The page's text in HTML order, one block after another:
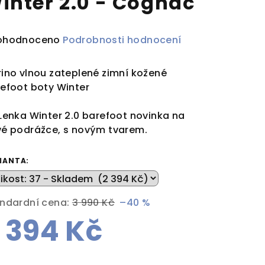
Podrobnosti hodnocení
vlnou zateplené zimní kožené
boty Winter
Winter 2.0 barefoot novinka na
podrážce, s novým tvarem.
cena: 3 990 Kč –40 %
394 Kč